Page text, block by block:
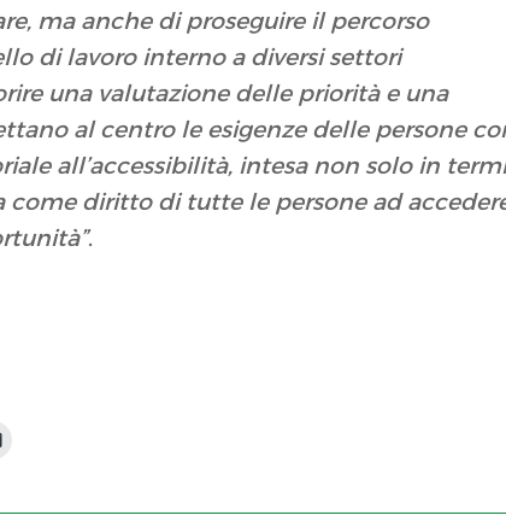
ma anche di proseguire il percorso
di lavoro interno a diversi settori
una valutazione delle priorità e una
al centro le esigenze delle persone
all’accessibilità, intesa non solo in
diritto di tutte le persone ad
.